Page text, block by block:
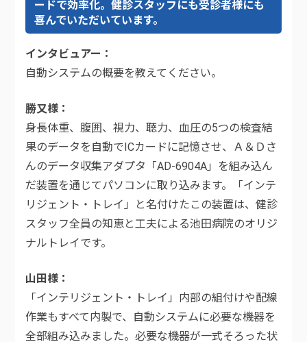
ードで効率化。健診スタッフにも受診者様にも
喜んでいただいています。
インタビュアー
自動システムの概要を教えてください。
勝又様
身長体重、腹囲、視力、聴力、血圧の5つの検査結
果のデータを自動でICカードに記憶させ、Ａ＆Ｄさ
んのデータ収集アダプタ「AD-6904A」を組み込ん
だ装置を通じてパソコンに取り込みます。「インテ
リジェント・トレイ」と名付けたこの装置は、健診
スタッフ全員の知恵と工夫による池田病院のオリジ
ナルトレイです。
山田様
「インテリジェント・トレイ」内部の組付けや配線
作業もすべて内製で、自動システムに必要な機器を
全部組み込みました。必要な機器が一式そろった状